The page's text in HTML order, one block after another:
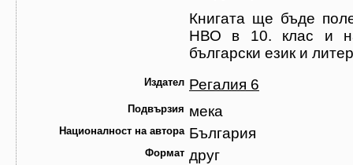
Книгата ще бъде
НВО в 10. клас и на учителите за работа в часовете по
български език и
Издател Регалия 6
Подвързия мека
Националност на автора България
Формат друг